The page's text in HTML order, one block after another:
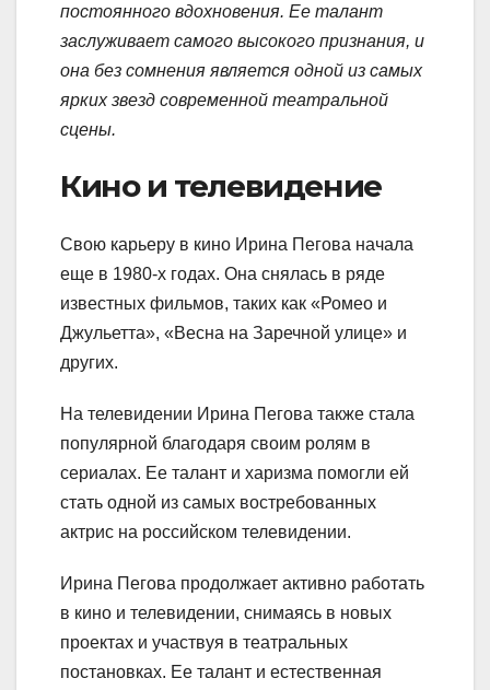
постоянного вдохновения. Ее талант
заслуживает самого высокого признания, и
она без сомнения является одной из самых
ярких звезд современной театральной
сцены.
Кино и телевидение
Свою карьеру в кино Ирина Пегова начала
еще в 1980-х годах. Она снялась в ряде
известных фильмов, таких как «Ромео и
Джульетта», «Весна на Заречной улице» и
других.
На телевидении Ирина Пегова также стала
популярной благодаря своим ролям в
сериалах. Ее талант и харизма помогли ей
стать одной из самых востребованных
актрис на российском телевидении.
Ирина Пегова продолжает активно работать
в кино и телевидении, снимаясь в новых
проектах и участвуя в театральных
постановках. Ее талант и естественная